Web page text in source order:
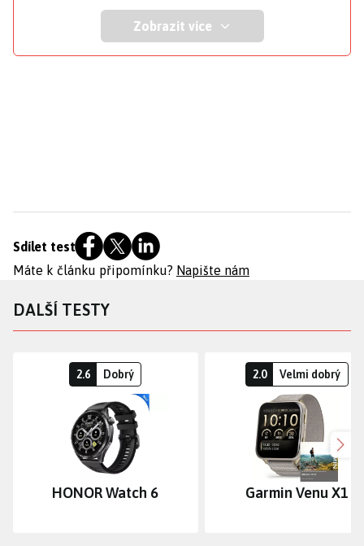
Zobrazit více
Sdílet test
Máte k článku připomínku? Napište nám
DALŠÍ TESTY
2.6 Dobrý
HONOR Watch 6
2.0 Velmi dobrý
Garmin Venu X1